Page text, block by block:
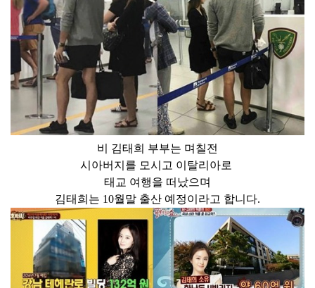
비 김태희 부부는 며칠전
시아버지를 모시고 이탈리아로
태교 여행을 떠났으며
김태희는 10월말 출산 예정이라고 합니다.